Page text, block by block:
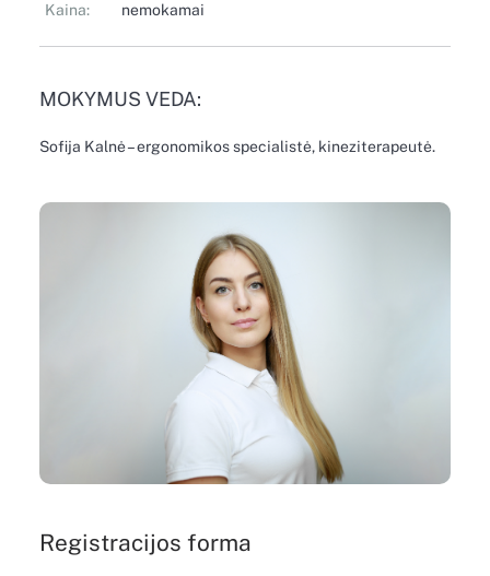
Kaina: nemokamai
MOKYMUS VEDA:
Sofija Kalnė – ergonomikos specialistė, kineziterapeutė.
Registracijos forma